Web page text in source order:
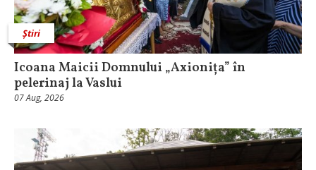
Știri
Icoana Maicii Domnului „Axionița” în
pelerinaj la Vaslui
07 Aug, 2026